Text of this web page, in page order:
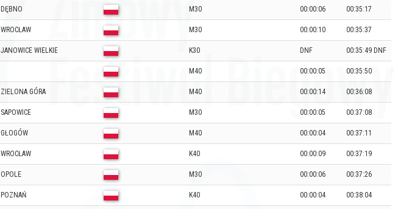
DĘBNO M30 00:00:06 00:35:17
WROCŁAW M30 00:00:10 00:35:37
JANOWICE WIELKIE K30 DNF 00:35:49 DNF
M40 00:00:05 00:35:50
ZIELONA GÓRA M40 00:00:14 00:36:08
SAPOWICE M30 00:00:05 00:37:08
GŁOGÓW M40 00:00:04 00:37:11
WROCŁAW K40 00:00:09 00:37:19
OPOLE M30 00:00:06 00:37:26
POZNAŃ K40 00:00:04 00:38:04